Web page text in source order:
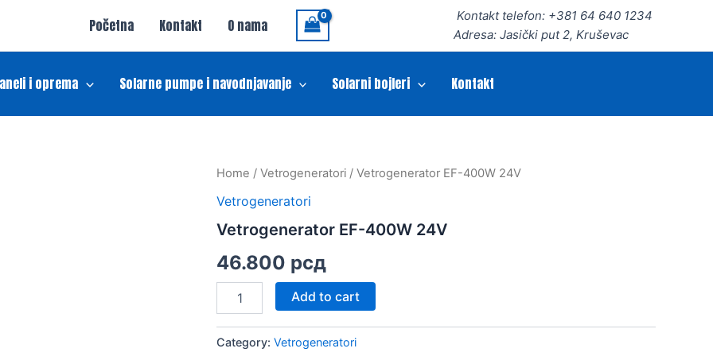
Početna Kontakt O nama
Kontakt telefon: +381 64 640 1234
Adresa: Jasički put 2, Kruševac
i oprema Solarne pumpe i navodnjavanje Solarni bojleri Kontakt
Home / Vetrogeneratori / Vetrogenerator EF-400W 24V
Vetrogeneratori
Vetrogenerator EF-400W 24V
46.800 рсд
Vetrogenerator
400W
quantity
Add to cart
Category: Vetrogeneratori